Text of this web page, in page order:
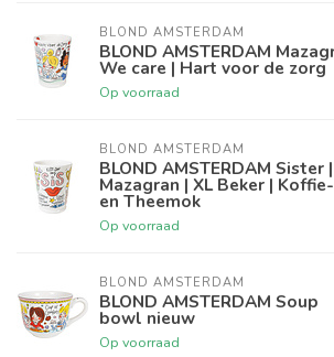
BLOND AMSTERDAM
BLOND AMSTERDAM
We care | Hart voor de zorg
Op voorraad
BLOND AMSTERDAM
BLOND AMSTERDAM Sister |
Mazagran | XL Beker | Koffie-
en Theemok
Op voorraad
BLOND AMSTERDAM
BLOND AMSTERDAM Soup
bowl nieuw
Op voorraad